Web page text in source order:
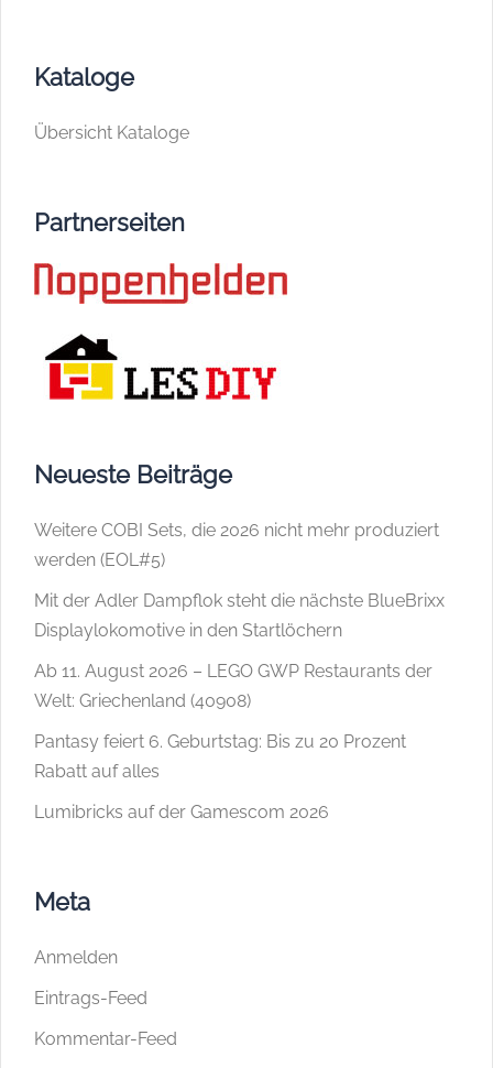
Kataloge
Übersicht Kataloge
Partnerseiten
Neueste Beiträge
Weitere COBI Sets, die 2026 nicht mehr produziert
werden (EOL#5)
Mit der Adler Dampflok steht die nächste BlueBrixx
Displaylokomotive in den Startlöchern
Ab 11. August 2026 – LEGO GWP Restaurants der
Welt: Griechenland (40908)
Pantasy feiert 6. Geburtstag: Bis zu 20 Prozent
Rabatt auf alles
Lumibricks auf der Gamescom 2026
Meta
Anmelden
Eintrags-Feed
Kommentar-Feed